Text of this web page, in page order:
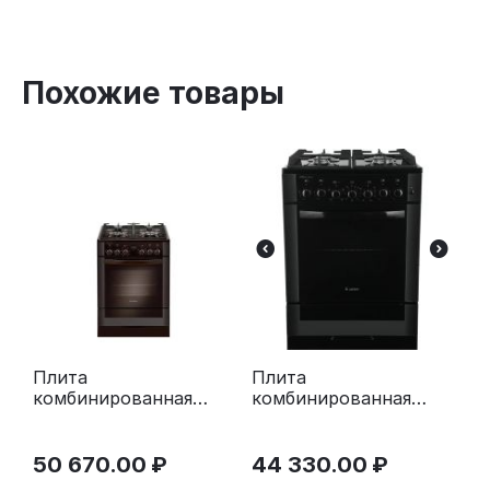
Похожие товары
Плита
комбинированная
50 670.00 ₽
Плита
комбинированная
44 330.00 ₽